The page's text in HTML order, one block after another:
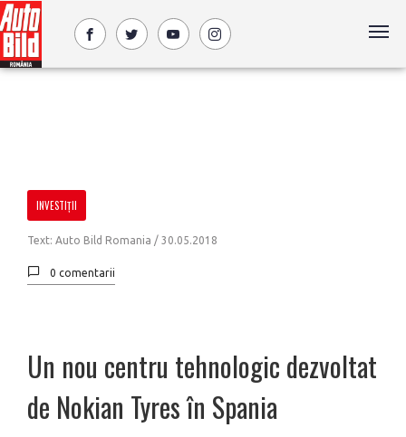
INVESTIŢII
Text: Auto Bild Romania / 30.05.2018
0 comentarii
Un nou centru tehnologic dezvoltat
de Nokian Tyres în Spania